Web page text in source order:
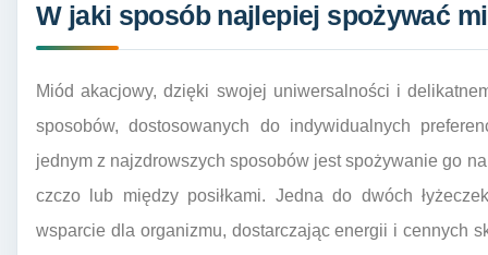
W jaki sposób najlepiej spożywać
Miód akacjowy, dzięki swojej uniwersalności i
sposobów, dostosowanych do indywidualnych
jednym z najzdrowszych sposobów jest spożywanie go
czczo lub między posiłkami. Jedna do dwóch
wsparcie dla organizmu, dostarczając energii i cennych